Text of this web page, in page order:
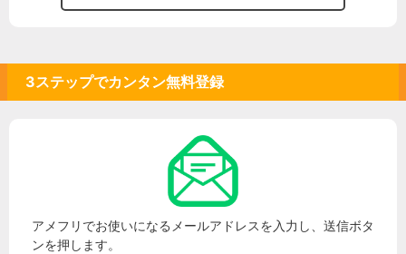
3ステップでカンタン無料登録
アメフリでお使いになるメールアドレスを入力し、送信ボタ
ンを押します。